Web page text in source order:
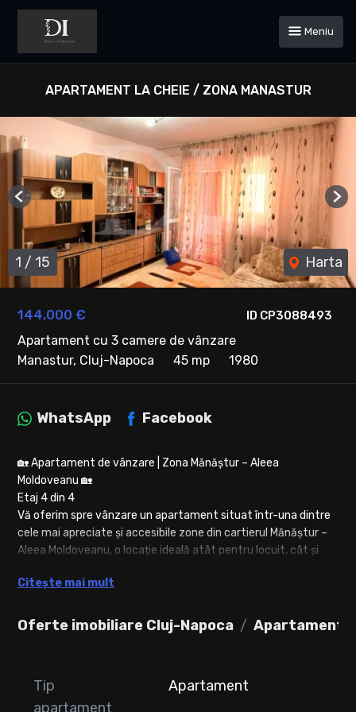
Meniu
APARTAMENT LA CHEIE / ZONA MANASTUR
ID CP3088493
144,000 €
Apartament cu 3 camere de vânzare
Manastur, Cluj-Napoca
45 mp 1980
1 / 15 Harta
Previous
Oferte imobiliare Cluj-Napoca Apartamente
WhatsApp Facebook
🏡 Apartament de vânzare | Zona Mănăștur – Aleea
Moldoveanu 🏡
Etaj 4 din 4
Vă oferim spre vânzare un apartament situat într-una dintre
cele mai apreciate și accesibile zone din cartierul Mănăștur –
Aleea Moldoveanu, o locație ideală atât pentru locuit, cât și
facilitățile importante ale orașului, fiind perfectă pentru
📍 Puncte de interes și facilități în apropiere:
• magazine, supermarket-uri, farmacii și bănci
• Piața Flora și zone comerciale
Citește mai mult
Tip
apartament
Apartament